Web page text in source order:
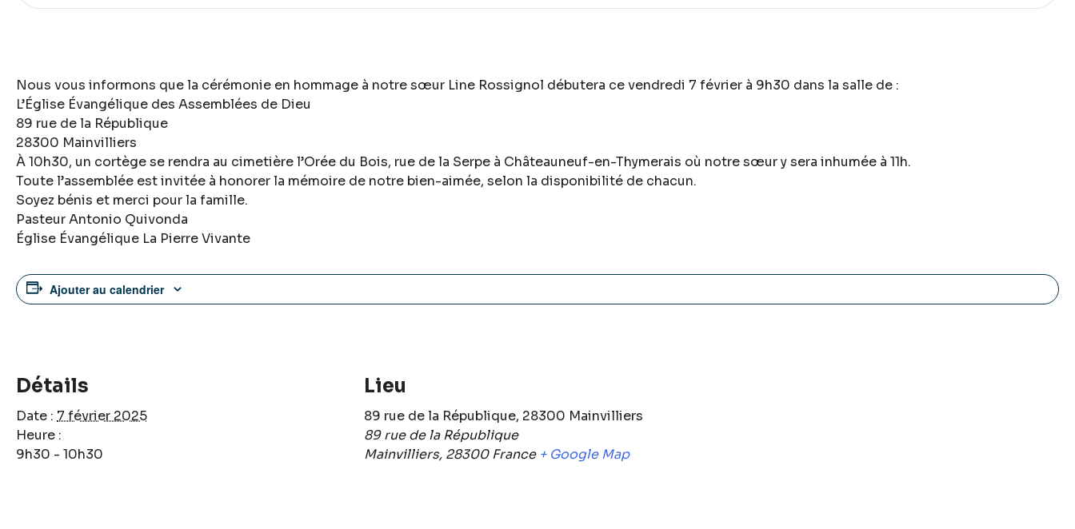
Nous vous informons que la cérémonie en hommage à notre sœur Line Rossignol débutera ce vendredi 7 février à 9h30 dans la salle de :
L’Église Évangélique des Assemblées de Dieu
89 rue de la République
28300 Mainvilliers
À 10h30, un cortège se rendra au cimetière l’Orée du Bois, rue de la Serpe à Châteauneuf-en-Thymerais où notre sœur y sera inhumée à 11h.
Toute l’assemblée est invitée à honorer la mémoire de notre bien-aimée, selon la disponibilité de chacun.
Soyez bénis et merci pour la famille.
Pasteur Antonio Quivonda
Église Évangélique La Pierre Vivante
Ajouter au calendrier
Détails
Date : 7 février 2025
Heure :
9h30 - 10h30
Lieu
89 rue de la République, 28300 Mainvilliers
89 rue de la République
Mainvilliers, 28300 France + Google Map